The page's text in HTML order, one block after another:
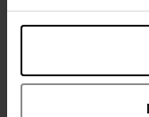
Beschrijving